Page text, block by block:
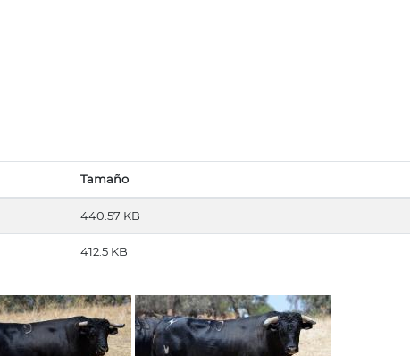
Tamaño
440.57 KB
412.5 KB